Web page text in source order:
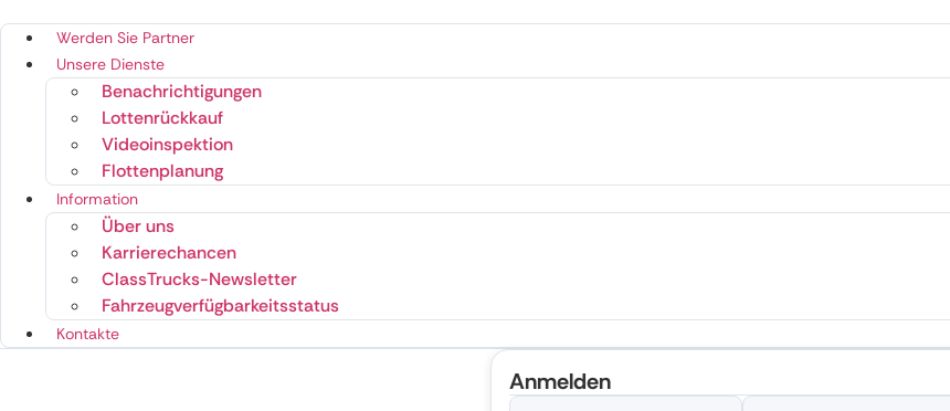
Werden Sie Partner
Unsere Dienste
Benachrichtigungen
Lottenrückkauf
Videoinspektion
Flottenplanung
Information
Über uns
Karrierechancen
ClassTrucks-Newsletter
Fahrzeugverfügbarkeitsstatus
Kontakte
Anmelden